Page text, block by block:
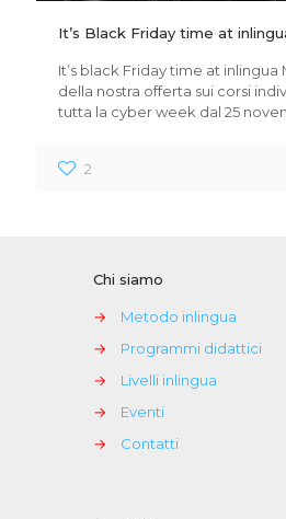
It’s Black Friday time at
It’s black Friday time at
della nostra offerta sui corsi
tutta la cyber week dal 25
2
Chi siamo
→
Metodo inlingua
→
Programmi didattici
→
Livelli inlingua
→
Eventi
→
Contatti